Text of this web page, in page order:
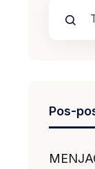
Pos-